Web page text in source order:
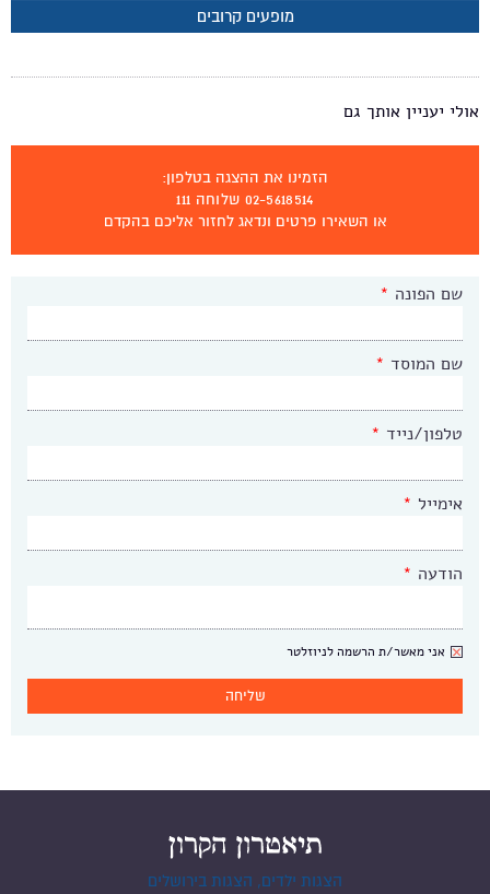
הזמינו את ההצגה בטלפון:
02-5618514 שלוחה 111
או השאירו פרטים ונדאג לחזור אליכם בהקדם
שם הפונה *
שם המוסד *
טלפון/נייד *
אימייל *
הודעה *
ניוזלטר
אני מאשר/ת הרשמה לניוזלטר
מופעים קרובים
אולי יעניין אותך גם
הצגות ילדים, הצגות בירושלים